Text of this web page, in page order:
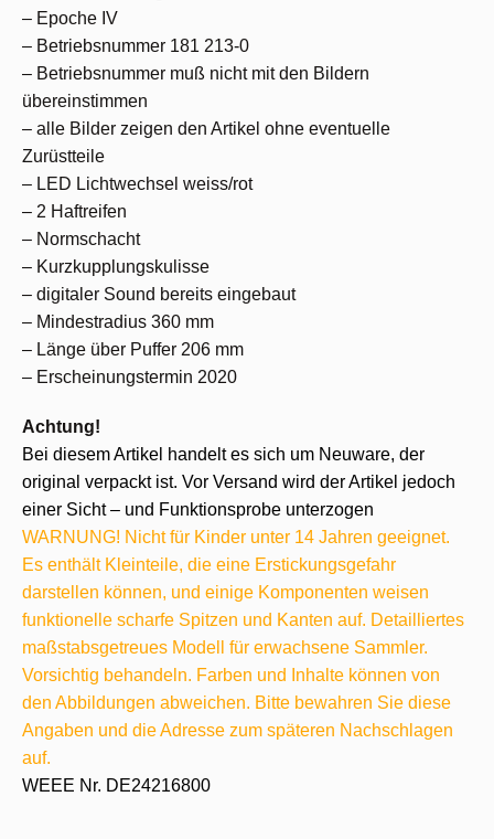
– Epoche IV
– Betriebsnummer 181 213-0
– Betriebsnummer muß nicht mit den Bildern
übereinstimmen
– alle Bilder zeigen den Artikel ohne eventuelle
Zurüstteile
– LED Lichtwechsel weiss/rot
– 2 Haftreifen
– Normschacht
– Kurzkupplungskulisse
– digitaler Sound bereits eingebaut
– Mindestradius 360 mm
– Länge über Puffer 206 mm
– Erscheinungstermin 2020
Achtung!
Bei diesem Artikel handelt es sich um Neuware, der
original verpackt ist. Vor Versand wird der Artikel jedoch
einer Sicht – und Funktionsprobe unterzogen
WARNUNG! Nicht für Kinder unter 14 Jahren geeignet.
Es enthält Kleinteile, die eine Erstickungsgefahr
darstellen können, und einige Komponenten weisen
funktionelle scharfe Spitzen und Kanten auf. Detailliertes
maßstabsgetreues Modell für erwachsene Sammler.
Vorsichtig behandeln. Farben und Inhalte können von
den Abbildungen abweichen. Bitte bewahren Sie diese
Angaben und die Adresse zum späteren Nachschlagen
auf.
WEEE Nr. DE24216800